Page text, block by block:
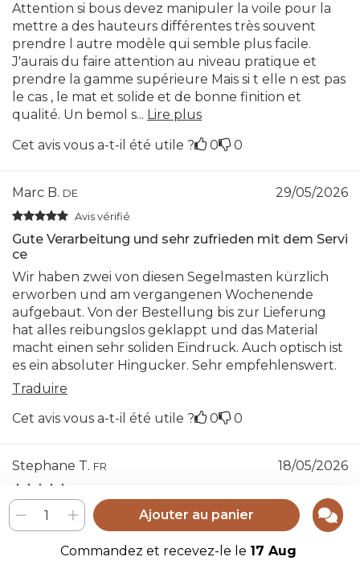
Ajouter au panier
Commandez et recevez-le le 17 Aug
Attention si bous devez manipuler la voile pour la
mettre a des hauteurs différentes très souvent
prendre l autre modèle qui semble plus facile.
J'aurais du faire attention au niveau pratique et
prendre la gamme supérieure Mais si t elle n est pas
le cas , le mat et solide et de bonne finition et
qualité. Un bemol s... Lire plus
Cet avis vous a-t-il été utile ?
0 0
Marc B. DE 29/05/2026
Avis vérifié
Gute Verarbeitung und sehr zufrieden mit dem Servi
ce
Wir haben zwei von diesen Segelmasten kürzlich
erworben und am vergangenen Wochenende
aufgebaut. Von der Bestellung bis zur Lieferung
hat alles reibungslos geklappt und das Material
macht einen sehr soliden Eindruck. Auch optisch ist
es ein absoluter Hingucker. Sehr empfehlenswert.
Traduire
Cet avis vous a-t-il été utile ?
0 0
Stephane T. FR 18/05/2026
Parfait !
Très bien, de très bonne facture et très esthétique !